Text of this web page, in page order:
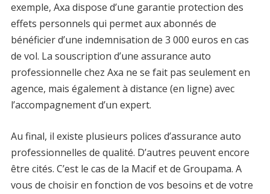
exemple, Axa dispose d’une garantie protection des
effets personnels qui permet aux abonnés de
bénéficier d’une indemnisation de 3 000 euros en cas
de vol. La souscription d’une assurance auto
professionnelle chez Axa ne se fait pas seulement en
agence, mais également à distance (en ligne) avec
l’accompagnement d’un expert.
Au final, il existe plusieurs polices d’assurance auto
professionnelles de qualité. D’autres peuvent encore
être cités. C’est le cas de la Macif et de Groupama. A
vous de choisir en fonction de vos besoins et de votre